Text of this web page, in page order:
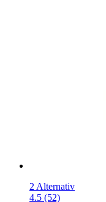
2 Alternativ
4.5 (52)